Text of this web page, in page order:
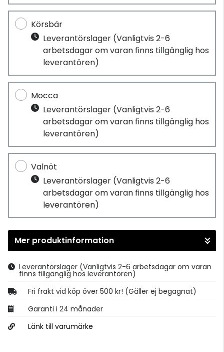
Körsbär
Leverantörslager (Vanligtvis 2-6
arbetsdagar om varan finns tillgänglig hos
leverantören)
Mocca
Leverantörslager (Vanligtvis 2-6
arbetsdagar om varan finns tillgänglig hos
leverantören)
Valnöt
Leverantörslager (Vanligtvis 2-6
arbetsdagar om varan finns tillgänglig hos
leverantören)
Mer produktinformation
Leverantörslager (Vanligtvis 2-6 arbetsdagar om varan
finns tillgänglig hos leverantören)
Fri frakt vid köp över 500 kr! (Gäller ej begagnat)
Garanti i 24 månader
Länk till varumärke